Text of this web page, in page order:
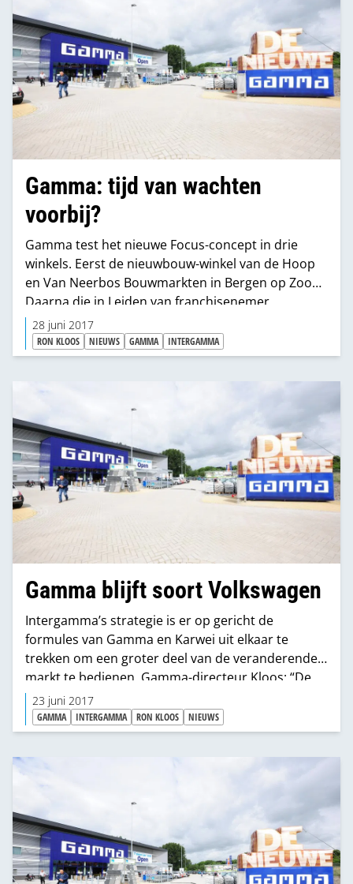
Gamma: tijd van wachten
voorbij?
Gamma test het nieuwe Focus-concept in drie
winkels. Eerst de nieuwbouw-winkel van de Hoop
en Van Neerbos Bouwmarkten in Bergen op Zoom.
Daarna die in Leiden van franchisenemer
Goedhart. En in juli in De Meern een winkel van
Rova. Later dit jaar gaan er nog twee open en voor
2018 staan er al twee op de rol. Verschillend van
de andere verbouwing. Kunnen
andere franchisenemers nog wachten? Of is die
tijd voorbij?
28 juni 2017
RON KLOOS NIEUWS GAMMA INTERGAMMA
Gamma blijft soort Volkswagen
Intergamma’s strategie is er op gericht de
formules van Gamma en Karwei uit elkaar te
trekken om een groter deel van de veranderende
markt te bedienen. Gamma-directeur Kloos: “De
crisis hakte er hard in bij de branche. De cijfers
waren alweer een tijdje stabiel zijn en nu zelfs licht
groeiend. Maar ondertussen schatten wij in dat
discounters en online spelers een paar honderd
miljoen van onze markt pakken. Daarnaast komen
Hornbach en Bauhaus op. Zij vergroten de markt
deels in het business-to-business-segment."
23 juni 2017
GAMMA INTERGAMMA RON KLOOS NIEUWS